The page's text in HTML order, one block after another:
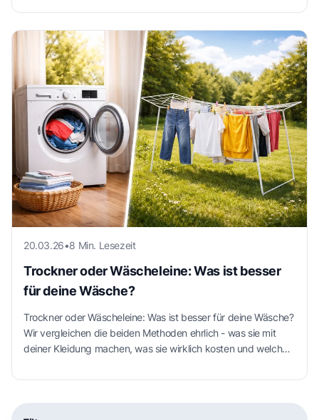
20.03.26•8 Min. Lesezeit
Trockner oder Wäscheleine: Was ist besser
für deine Wäsche?
Trockner oder Wäscheleine: Was ist besser für deine Wäsche?
Wir vergleichen die beiden Methoden ehrlich - was sie mit
deiner Kleidung machen, was sie wirklich kosten und welche